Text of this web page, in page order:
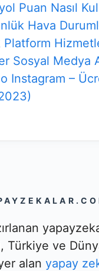
Puan Nasıl
Hava
Platform
Sosyal Medya
Instagram –
Türkiye ve
alan yapay